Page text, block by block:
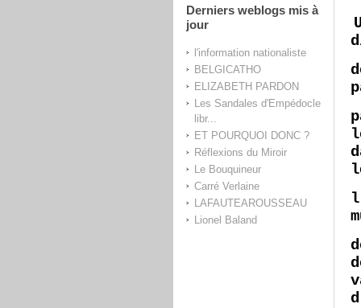
Derniers weblogs mis à
jour
l'information nationaliste
BELGICATHO
ELIZABETH PARDON
Les Sandales d'Empédocle
libr...
ET POURQUOI DONC ?
Réflexions du Miroir
Le Bouquineur
Carré Verlaine
LAFAUTEAROUSSEAU
Lionel Baland